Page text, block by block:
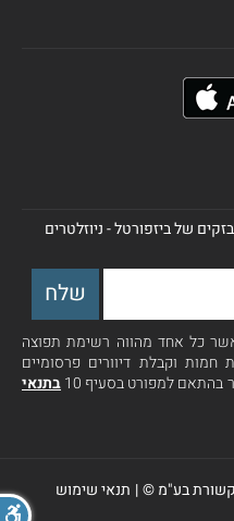
של ביזפורטל - ניוזלטרים
כל אחד מהווה רשימת תפוצה
חמות וקבלת דיוורים פרסומיים
למפורט בסעיף 10
בתנאי
בע"מ ©| תנאי שימוש